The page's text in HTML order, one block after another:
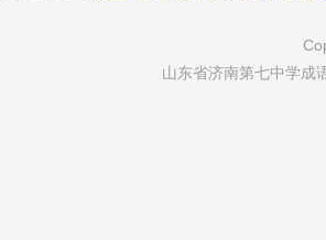
山东省济南第七中学成